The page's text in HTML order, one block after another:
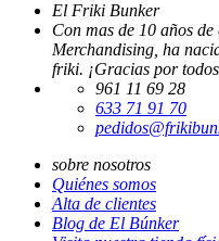
El Friki Bunker
Con mas de 10 años
Merchandising, ha
friki. ¡Gracias por
961 11 69 28
633 71 91 70
sobre nosotros
Quiénes somos
Alta de clientes
Blog de El Búnker